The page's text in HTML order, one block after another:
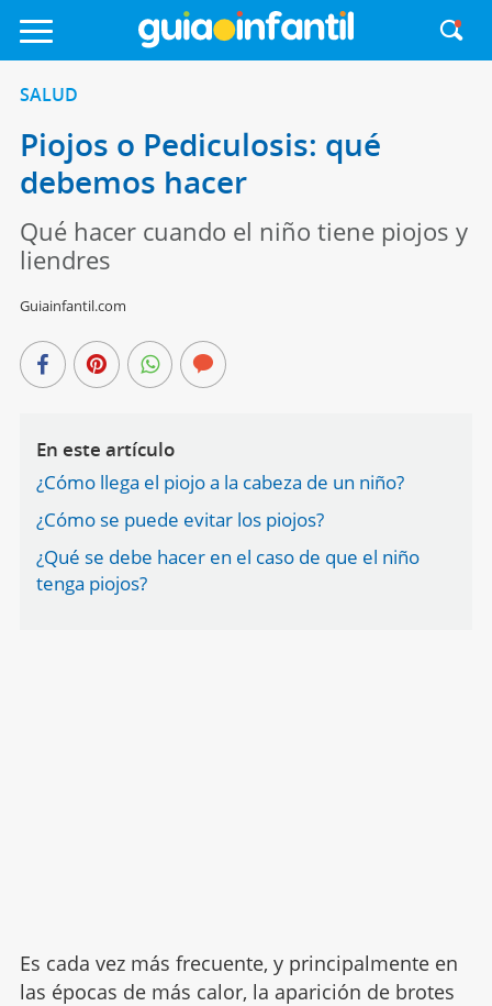
SALUD
Piojos o Pediculosis: qué
debemos hacer
Qué hacer cuando el niño tiene piojos y
liendres
Guiainfantil.com
En este artículo
¿Cómo llega el piojo a la cabeza de un niño?
¿Cómo se puede evitar los piojos?
¿Qué se debe hacer en el caso de que el niño
tenga piojos?
Es cada vez más frecuente, y principalmente en
las épocas de más calor, la aparición de brotes